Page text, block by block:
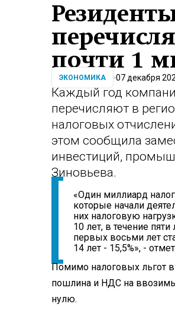
почти 1
ЭКОНОМИКА 07 декабря
Каждый год
перечисляют в
налоговых
этом сообщила
инвестиций,
Зиновьева.
«Один миллиард
которые начали
них налоговую
10 лет, в течение
первых восьми лет
14 лет - 15,5%», -
Помимо налоговых льгот в
пошлина и НДС на
нулю.